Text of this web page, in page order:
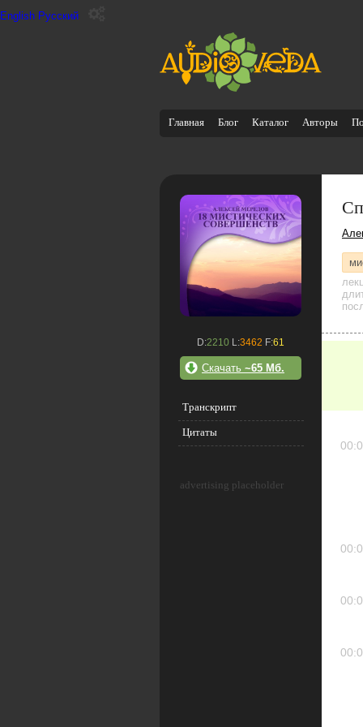
English Русский
Главная Блог Каталог Авторы
D:2210 L:3462 F:61
Скачать ~65 Мб.
Транскрипт
Цитаты
advertising placeholder